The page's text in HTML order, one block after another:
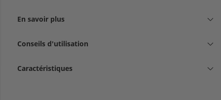
En savoir plus
Conseils d'utilisation
Caractéristiques